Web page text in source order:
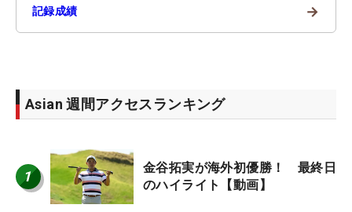
記録成績 →
Asian 週間アクセスランキング
1
金谷拓実が海外初優勝！ 最終日
のハイライト【動画】